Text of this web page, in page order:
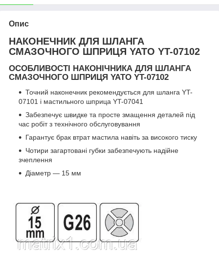
Опис
НАКОНЕЧНИК ДЛЯ ШЛАНГА
СМАЗОЧНОГО ШПРИЦЯ YATO YT-07102
ОСОБЛИВОСТІ НАКОНІЧНИКА ДЛЯ ШЛАНГА
СМАЗОЧНОГО ШПРИЦЯ YATO YT-07102
Точний наконечник рекомендується для шланга YT-
07101 і мастильного шприца YT-07041
Забезпечує швидке та просте змащення деталей під
час робіт з технічного обслуговування
Гарантує брак втрат мастила навіть за високого тиску
Чотири загартовані губки забезпечують надійне
зчеплення
Діаметр — 15 мм